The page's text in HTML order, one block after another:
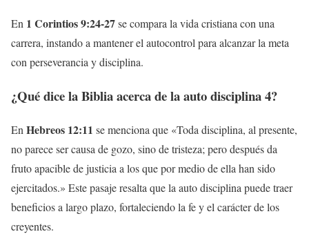
En 1 Corintios 9:24-27se compara la vida cristiana con una
carrera, instando a mantener el autocontrol para alcanzar la meta
con perseverancia y disciplina.
¿Qué dice la Biblia acerca de la auto disciplina 4?
En Hebreos 12:11 se menciona que «Toda disciplina, al presente,
no parece ser causa de gozo, sino de tristeza; pero después da
fruto apacible de justicia a los que por medio de ella han sido
ejercitados.» Este pasaje resalta que la auto disciplina puede traer
beneficios a largo plazo, fortaleciendo la fe y el carácter de los
creyentes.